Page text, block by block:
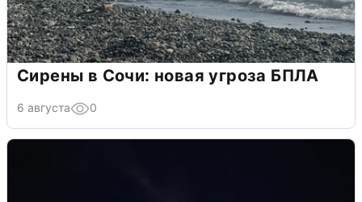
Сирены в Сочи: новая угроза БПЛА
6 августа 0